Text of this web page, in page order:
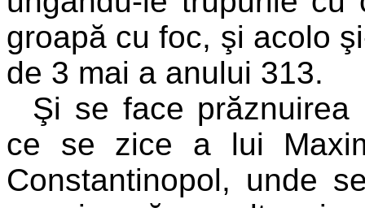
groapă cu foc, şi acolo
de 3 mai a anului 313.
Şi se face
ce se zice a lui
Constantinopol, unde